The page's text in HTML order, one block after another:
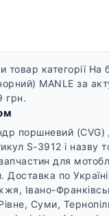
товар категорії
MANLE за
грн.
поршневий
S-3912 і назву
для
Доставка по
Івано-
Суми,